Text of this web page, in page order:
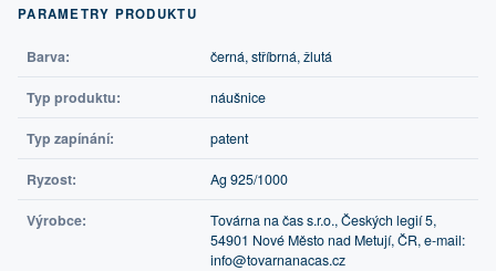
PARAMETRY PRODUKTU
Barva: černá, stříbrná, žlutá
Typ produktu: náušnice
Typ zapínání: patent
Ryzost: Ag 925/1000
Výrobce:
Továrna na čas s.r.o., Českých legií 5,
54901 Nové Město nad Metují, ČR, e-mail:
info@tovarnanacas.cz